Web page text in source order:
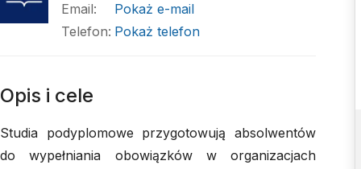
Email:
Pokaż e-mail
Telefon: Pokaż telefon
Opis i cele
Studia podyplomowe przygotowują absolwentów
do wypełniania obowiązków w organizacjach